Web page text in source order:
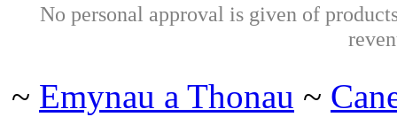
No personal approval is given of
~ Emynau a Thonau ~